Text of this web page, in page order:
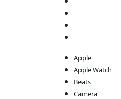
Apple
Apple Watch
Beats
Camera